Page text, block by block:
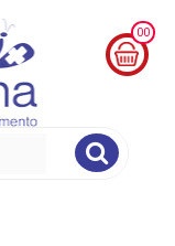
00
0,00